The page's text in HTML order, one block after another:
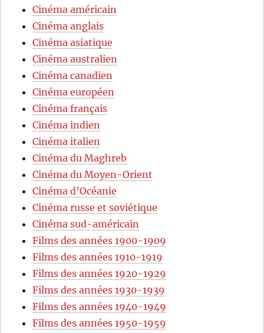
Cinéma américain
Cinéma anglais
Cinéma asiatique
Cinéma australien
Cinéma canadien
Cinéma européen
Cinéma français
Cinéma indien
Cinéma italien
Cinéma du Maghreb
Cinéma du Moyen-Orient
Cinéma d’Océanie
Cinéma russe et soviétique
Cinéma sud-américain
Films des années 1900-1909
Films des années 1910-1919
Films des années 1920-1929
Films des années 1930-1939
Films des années 1940-1949
Films des années 1950-1959